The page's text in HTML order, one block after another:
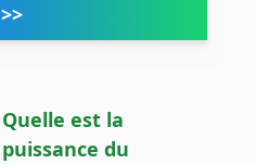
>>
Quelle est la
puissance du